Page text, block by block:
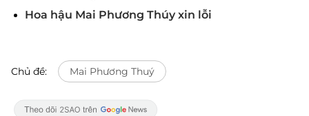
Hoa hậu Mai Phương Thúy xin lỗi
Chủ đề: Mai Phương Thuý